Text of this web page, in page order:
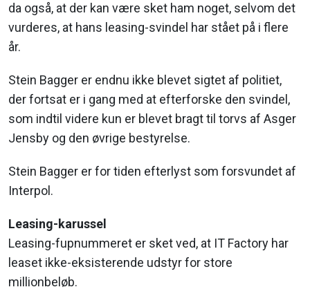
da også, at der kan være sket ham noget, selvom det
vurderes, at hans leasing-svindel har stået på i flere
år.
Stein Bagger er endnu ikke blevet sigtet af politiet,
der fortsat er i gang med at efterforske den svindel,
som indtil videre kun er blevet bragt til torvs af Asger
Jensby og den øvrige bestyrelse.
Stein Bagger er for tiden efterlyst som forsvundet af
Interpol.
Leasing-karussel
Leasing-fupnummeret er sket ved, at IT Factory har
leaset ikke-eksisterende udstyr for store
millionbeløb.